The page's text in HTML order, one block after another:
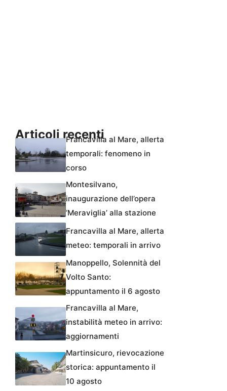
Articoli recentiFrancavilla al Mare, allerta
temporali: fenomeno in
corso
Montesilvano,
inaugurazione dell’opera
‘Meraviglia’ alla stazione
Francavilla al Mare, allerta
meteo: temporali in arrivo
Manoppello, Solennità del
Volto Santo:
appuntamento il 6 agosto
Francavilla al Mare,
instabilità meteo in arrivo:
aggiornamenti
Martinsicuro, rievocazione
storica: appuntamento il
10 agosto